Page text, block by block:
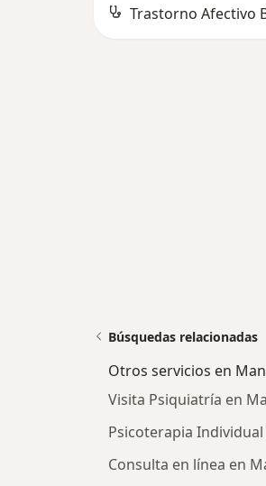
Trastorno Afectivo
Búsquedas relacionadas
Otros servicios en
Visita Psiquiatría en
Psicoterapia
Consulta en línea en